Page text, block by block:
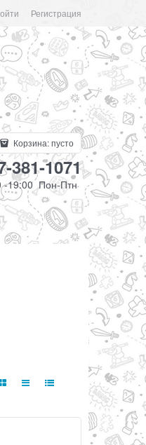
Регистрация
Корзина:пусто
381-1071
-19:00 Пон-Птн